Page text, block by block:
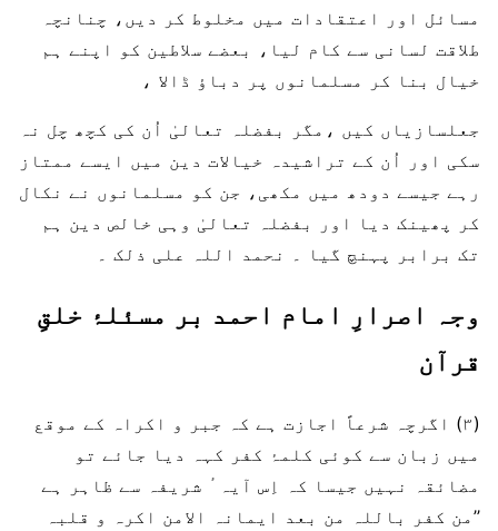
مسائل اور اعتقادات میں مخلوط کر دیں، چنانچہ
طلاقت لسانی سے کام لیا، بعضے سلاطین کو اپنے ہم
خیال بنا کر مسلمانوں پر دباؤ ڈالا ،
جعلسازیاں کیں ،مگر بفضلہ تعالیٰ اُن کی کچھ چل نہ
سکی اور اُن کے تراشیدہ خیالات دین میں ایسے ممتاز
رہے جیسے دودھ میں مکھی، جن کو مسلمانوں نے نکال
کر پھینک دیا اور بفضلہ تعالیٰ وہی خالص دین ہم
تک برابر پہنچ گیا ۔ نحمد اللہ علی ذلک ۔
وجہ اصرارِ امام احمد بر مسئلۂ خلقِ
قرآن
(۳) اگرچہ شرعاً اجازت ہے کہ جبر و اکراہ کے موقع
میں زبان سے کوئی کلمۂ کفر کہہ دیا جائے تو
مضائقہ نہیں جیسا کہ اِس آیہ ٔ شریفہ سے ظاہر ہے
’’من کفر باللہ من بعد ایمانہ الامن اکرہ و قلبہ